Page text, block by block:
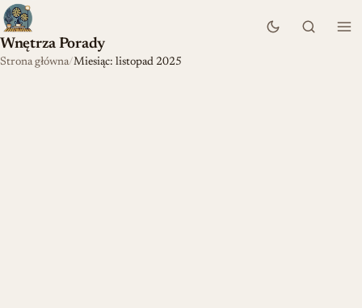
Wnętrza Porady
Strona główna Miesiąc: listopad 2025